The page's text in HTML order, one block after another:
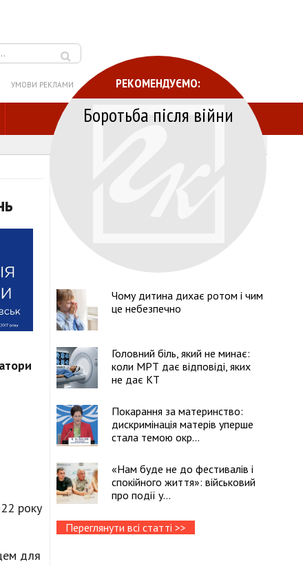
УМОВИ РЕКЛАМИ
року
для
РЕКОМЕНДУЄМО:
Боротьба після війни
Чому дитина дихає ротом і чим
це небезпечно
Головний біль, який не минає:
коли МРТ дає відповіді, яких
не дає КТ
Покарання за материнство:
дискримінація матерів уперше
стала темою окр...
«Нам буде не до фестивалів і
спокійного життя»: військовий
про події у...
Переглянути всі статті >>